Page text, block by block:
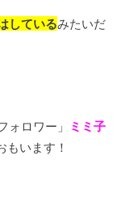
しているみたいだ
ロワー」
ミミ子
います！